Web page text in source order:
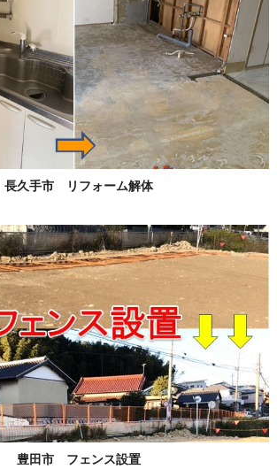
長久手市 リフォーム解体
豊田市 フェンス設置